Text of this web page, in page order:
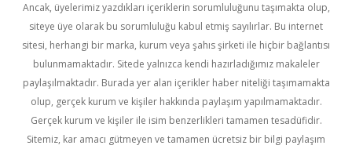
Ancak, üyelerimiz yazdıkları içeriklerin sorumluluğunu taşımakta olup,
siteye üye olarak bu sorumluluğu kabul etmiş sayılırlar. Bu internet
sitesi, herhangi bir marka, kurum veya şahıs şirketi ile hiçbir bağlantısı
bulunmamaktadır. Sitede yalnızca kendi hazırladığımız makaleler
paylaşılmaktadır. Burada yer alan içerikler haber niteliği taşımamakta
olup, gerçek kurum ve kişiler hakkında paylaşım yapılmamaktadır.
Gerçek kurum ve kişiler ile isim benzerlikleri tamamen tesadüfidir.
Sitemiz, kar amacı gütmeyen ve tamamen ücretsiz bir bilgi paylaşım